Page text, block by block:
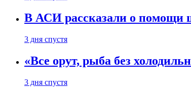
В АСИ рассказали о помощи
3 дня спустя
«Все орут, рыба без
3 дня спустя